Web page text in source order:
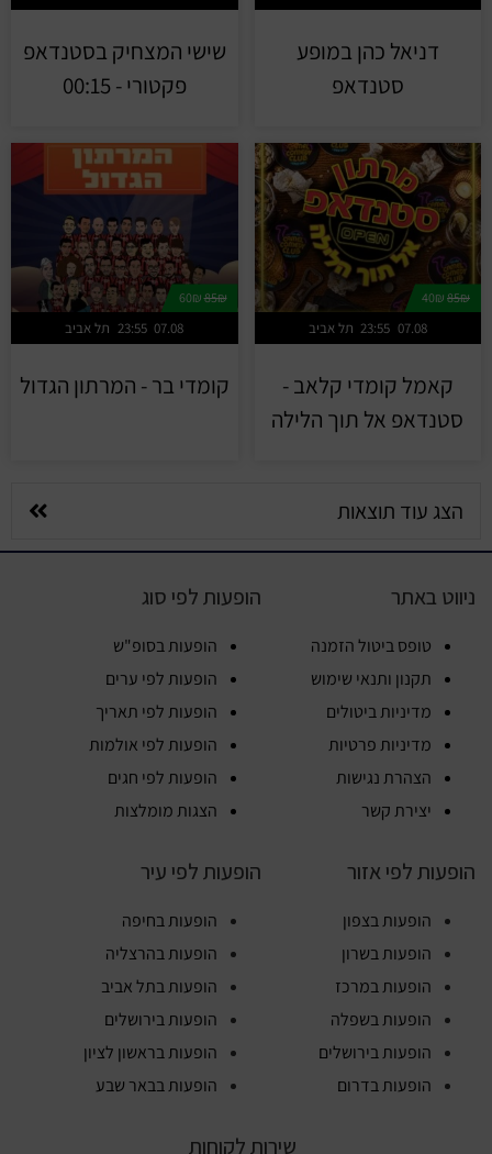
דניאל כהן במופע
סטנדאפ
שישי המצחיק בסטנדאפ
פקטורי - 00:15
85₪
תל אביב 23:55 07.08
קאמל קומדי קלאב -
סטנדאפ אל תוך הלילה
85₪
60₪
תל אביב 23:55 07.08
קומדי בר - המרתון הגדול
הצג עוד תוצאות
ניווט באתר
טופס ביטול הזמנה
תקנון ותנאי שימוש
מדיניות ביטולים
מדיניות פרטיות
הצהרת נגישות
יצירת קשר
הופעות לפי סוג
הופעות בסופ"ש
הופעות לפי ערים
הופעות לפי תאריך
הופעות לפי אולמות
הופעות לפי חגים
הצגות מומלצות
הופעות לפי אזור
הופעות בצפון
הופעות בשרון
הופעות במרכז
הופעות בשפלה
הופעות בירושלים
הופעות בדרום
הופעות לפי עיר
הופעות בחיפה
הופעות בהרצליה
הופעות בתל אביב
הופעות בירושלים
הופעות בראשון לציון
הופעות בבאר שבע
שירות לקוחות